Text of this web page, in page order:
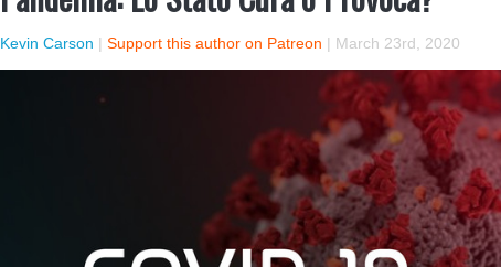
Kevin Carson | Support this author on Patreon | March 23rd, 2020